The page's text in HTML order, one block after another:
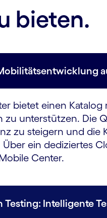
bieten.
bietet einen
unterstützen. Die
zu steigern und
Über ein dediziertes
Center.
Testing: Intelligente